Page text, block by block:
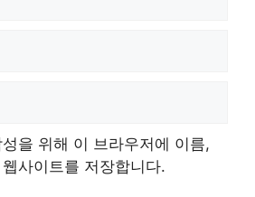
을 위해 이 브라우저에 이름,
사이트를 저장합니다.